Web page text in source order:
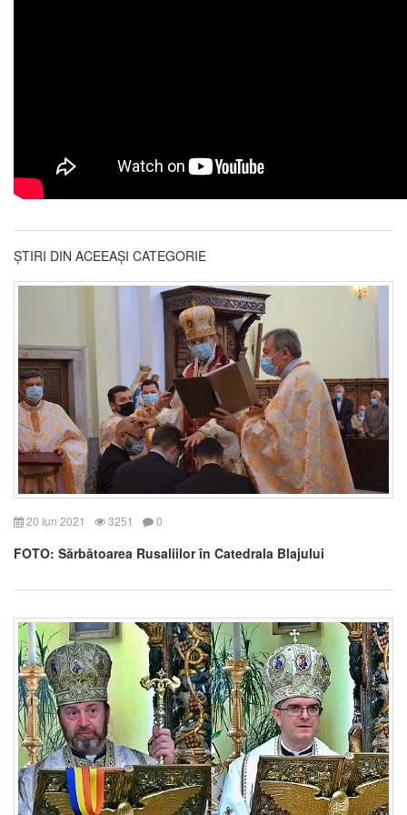
ȘTIRI DIN ACEEAȘI CATEGORIE
20 Iun 2021 3251 0
FOTO: Sărbătoarea Rusaliilor în Catedrala Blajului